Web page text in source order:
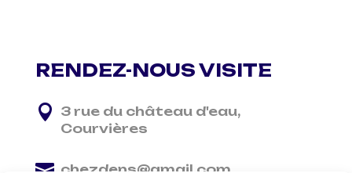
RENDEZ-NOUS VISITE
 3 rue du château d'eau,
Courvières
chezdens@gmail.com